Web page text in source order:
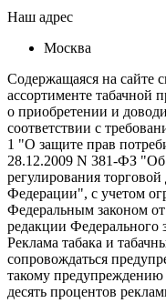
Наш адрес
Москва
Содержащаяся на сайте
ассортименте табачной
о приобретении и
соответствии с
1 "О защите прав
28.12.2009 N 381-ФЗ "Об
регулирования
Федерации", с учетом
Федеральным законом
редакции Федерального
Реклама табака и
сопровождаться
такому
десять процентов